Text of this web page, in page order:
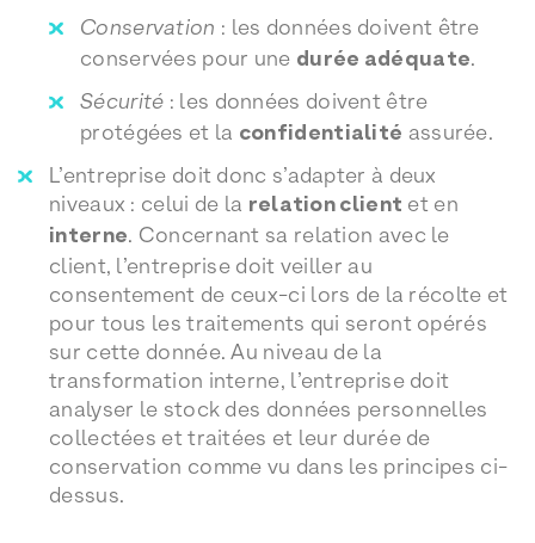
Conservation : les données doivent être
conservées pour une durée adéquate.
Sécurité : les données doivent être
protégées et la confidentialité assurée.
L’entreprise doit donc s’adapter à deux
niveaux : celui de la relation client et en
interne. Concernant sa relation avec le
client, l’entreprise doit veiller au
consentement de ceux-ci lors de la récolte et
pour tous les traitements qui seront opérés
sur cette donnée. Au niveau de la
transformation interne, l’entreprise doit
analyser le stock des données personnelles
collectées et traitées et leur durée de
conservation comme vu dans les principes ci-
dessus.